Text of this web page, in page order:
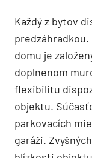
Každý z bytov
domu je
doplnenom
flexibilitu
objektu.
parkovacích
garáži.